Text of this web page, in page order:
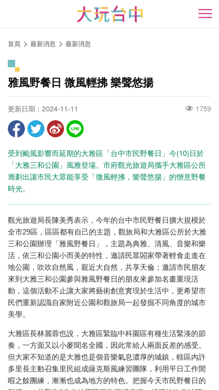
開
首頁 最新消息 最新消息
雅風野餐日 微風輕拂 樂聲悠揚
更新日期：2024-11-11 1759
受到颱風影響而延期的大雅區「台中市民野餐日」今(10)日於
「大雅三和公園」風雅登場。市府觀光旅遊局攜手大雅區公所
籌劃出讓市民大眾能享受「微風輕拂，樂聲悠揚」的愜意野餐
時光。
觀光旅遊局長陳美秀表示，今年的台中市民野餐日擴大規模於
全市29區，區區都有自己的主題，觀旅局和大雅區公所於大雅
三和公園辦理「雅風野餐日」，主題為典雅、清風、音樂和樂
活，依三和公園小而美的特性，邀請民眾閤家帶著輕食走進在
地公園，吹吹自然風，親近大自然，共享天倫；邀請市民朋友
來到大雅三和公園參與雅風野餐日的朋友來參加名畫重現活
動，這個活動不止讓大家將藝術創意實現於生活中，更希望市
民們重新認識自家附近公園和觀旅局一起發掘不同角度的城市
美學。
大雅區長林麗蓉也說，大雅區緊臨中科園區有種生活緊湊的節
奏，一方面又以小麥聞名全國，因此常給人兩面反差的感受。
但大家不知道的是大雅也是個音樂氣息濃厚的城鎮，轄區內許
多里長主動召集里民組成薩克斯風練習團隊，利用平日工作閒
暇之餘團練，漸漸也成為地方的特色。把握今天市民野餐日的